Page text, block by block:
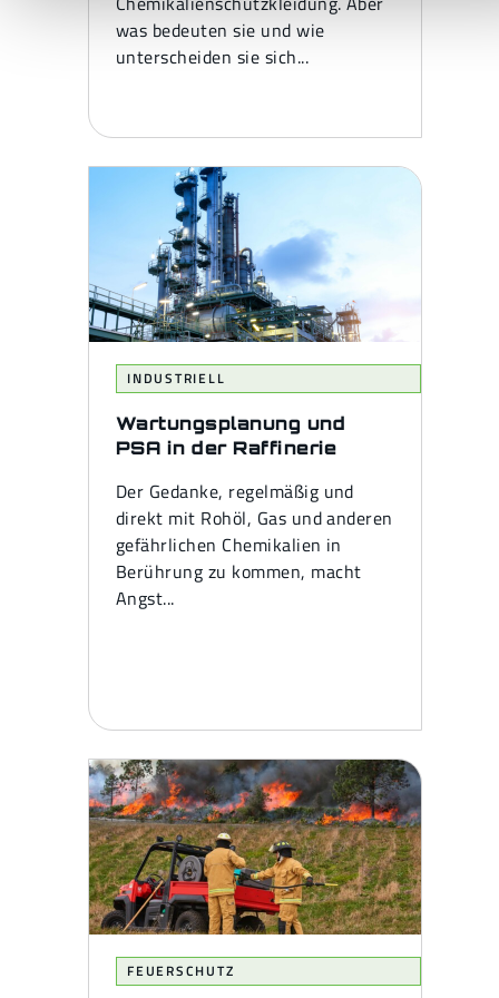
was bedeuten sie und wie
unterscheiden sie sich...
INDUSTRIELL
Wartungsplanung und
PSA in der Raffinerie
Der Gedanke, regelmäßig und
direkt mit Rohöl, Gas und anderen
gefährlichen Chemikalien in
Berührung zu kommen, macht
Angst...
FEUERSCHUTZ